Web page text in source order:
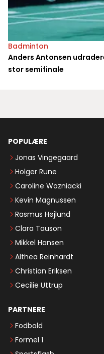
Badminton
Anders Antonsen
stor semifinale
POPULÆRE
Jonas Vingegaard
Holger Rune
Caroline Wozniacki
Kevin Magnussen
Rasmus Højlund
Clara Tauson
Mikkel Hansen
Althea Reinhardt
Christian Eriksen
Cecilie Uttrup
PARTNERE
Fodbold
Formel 1